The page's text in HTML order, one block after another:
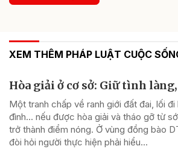
XEM THÊM PHÁP LUẬT CUỘC
Hòa giải ở cơ sở: Giữ tình
Một tranh chấp về ranh giới đất đai, lối đi
đình... nếu được hòa giải và tháo gỡ từ
trở thành điểm nóng. Ở vùng đồng bào
đòi hỏi người thực hiện phải hiểu...